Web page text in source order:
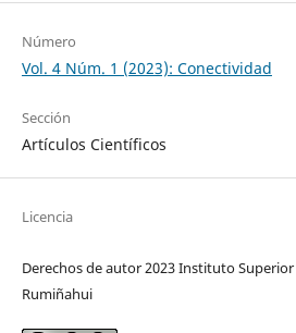
Número
Vol. 4 Núm. 1 (2023): Conectividad
Sección
Artículos Científicos
Licencia
Derechos de autor 2023 Instituto
Rumiñahui